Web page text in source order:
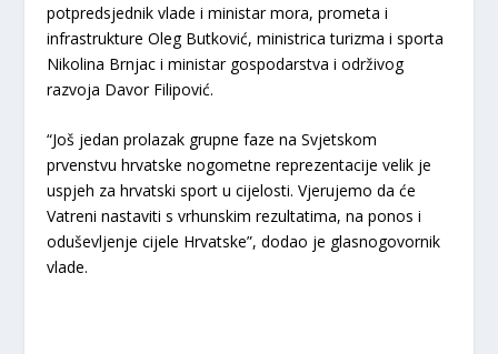
potpredsjednik vlade i ministar mora, prometa i
infrastrukture Oleg Butković, ministrica turizma i sporta
Nikolina Brnjac i ministar gospodarstva i održivog
razvoja Davor Filipović.
“Još jedan prolazak grupne faze na Svjetskom
prvenstvu hrvatske nogometne reprezentacije velik je
uspjeh za hrvatski sport u cijelosti. Vjerujemo da će
Vatreni nastaviti s vrhunskim rezultatima, na ponos i
oduševljenje cijele Hrvatske”, dodao je glasnogovornik
vlade.